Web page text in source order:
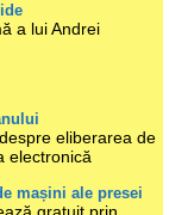
a lui Andrei
eliberarea de
electronică
mașini ale presei